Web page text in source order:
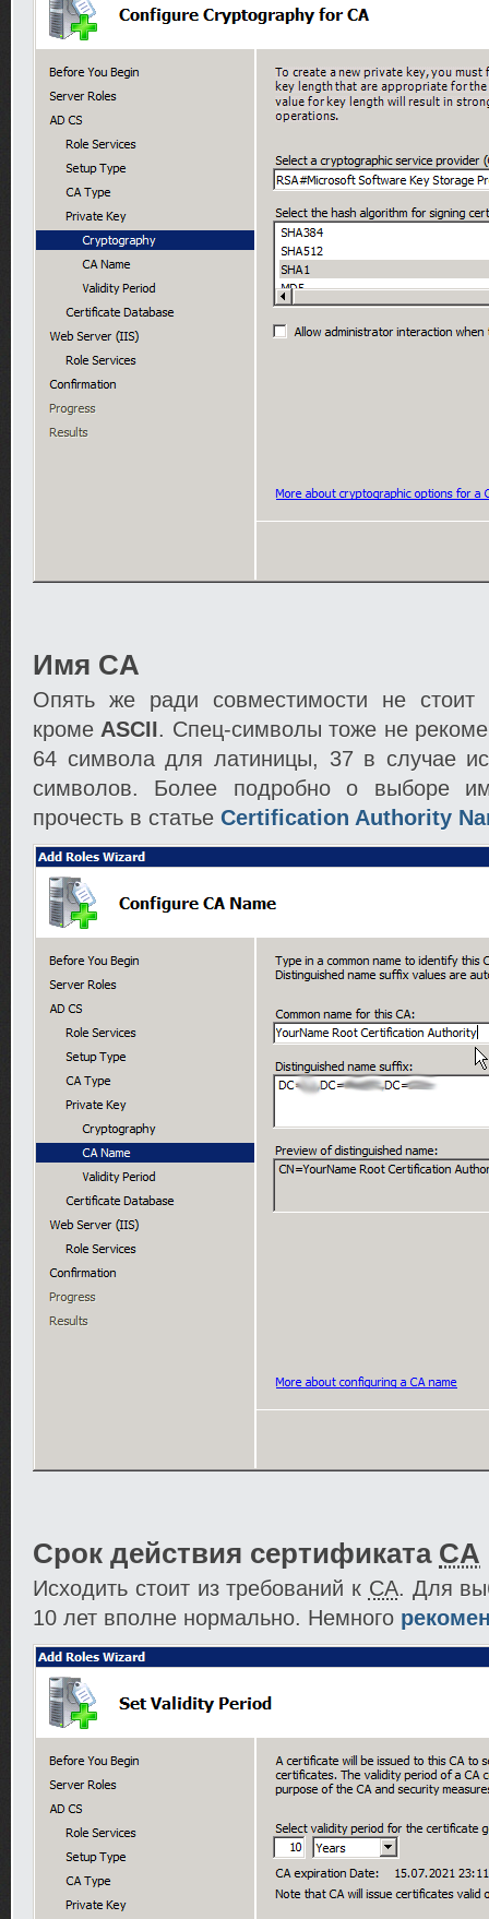
Имя CA
Опять же ради совместимости не стоит
кроме ASCII. Спец-символы тоже не
64 символа для латиницы, 37 в случае
символов. Более подробно о выборе
прочесть в статье Certification Authority
Срок действия сертификата CA
Исходить стоит из требований к CA. Для
10 лет вполне нормально. Немного